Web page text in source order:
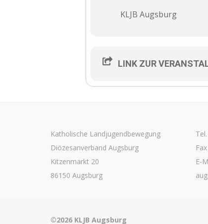
KLJB Augsburg
LINK ZUR
Katholische Landjugendbewegung
Diözesanverband Augsburg
Kitzenmarkt 20
86150 Augsburg
E-
©2026 KLJB Augsburg